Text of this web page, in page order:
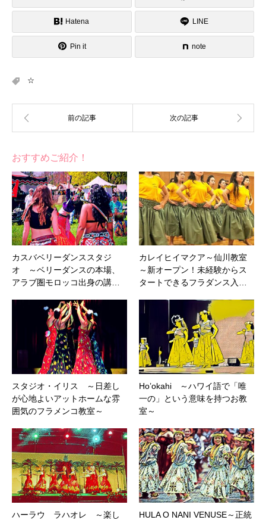
Hatena LINE
Pin it note
☆
おすすめご紹介！
カスバベリーダンススタジ
オ ～ベリーダンスの本場、
アラブ圏モロッコ出身の講…
カレイヒイマクア～仙川教室
～新オープン！未経験からス
タートできるフラダンス入…
スタジオ・イリス ～日差し
が心地よいアットホームな雰
囲気のフラメンコ教室～
Ho’okahi ～ハワイ語で「唯
一の」という意味を持つお教
室～
ハーラウ ラハオレ ～楽し
HULA O NANI VENUSE～正統